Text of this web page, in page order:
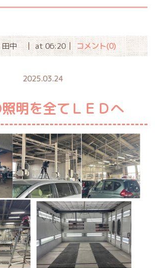
田中 at 06:20 コメント(0)
2025.03.24
明を全てＬＥＤへ